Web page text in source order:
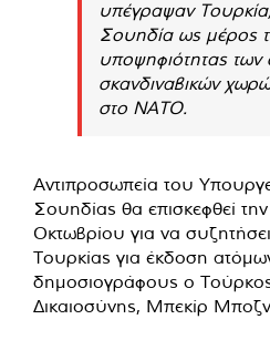
υπέγραψαν
Σουηδία ως μέρος
υποψηφιότητας
σκανδιναβικών
στο ΝΑΤΟ.
Αντιπροσωπεία του
Σουηδίας θα επισκεφθεί
Οκτωβρίου για να
Τουρκίας για έκδοση
δημοσιογράφους ο
Δικαιοσύνης, Μπεκίρ